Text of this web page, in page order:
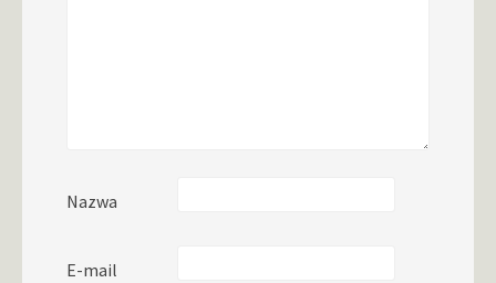
Nazwa
E-mail